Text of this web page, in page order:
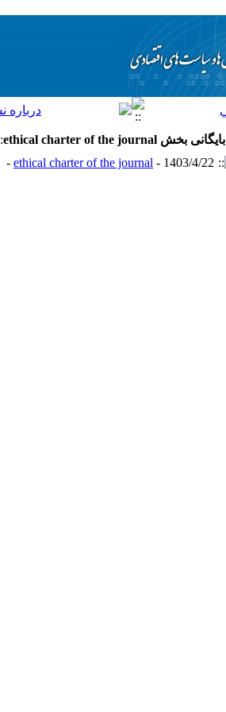
بایگانی بخش ethical charter of the journal
:
ethical charter of the journal - 1403/4/22 -